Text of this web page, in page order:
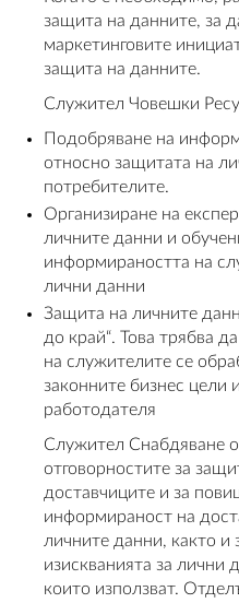
защита на данните, за
маркетинговите
защита на данните.
Служител Човешки
Подобряване на
относно защитата на
потребителите.
Организиране на
личните данни и
информираността на
лични данни
Защита на личните
до край“. Това трябва
на служителите се
законните бизнес цели
работодателя
Служител Снабдяване
отговорностите за
доставчиците и за
информираност на
личните данни, както и
изискванията за лични
които използват.